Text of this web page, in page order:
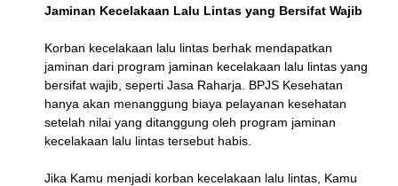
Jaminan Kecelakaan Lalu Lintas yang Bersifat Wajib
Korban kecelakaan lalu lintas berhak mendapatkan
jaminan dari program jaminan kecelakaan lalu lintas yang
bersifat wajib, seperti Jasa Raharja. BPJS Kesehatan
hanya akan menanggung biaya pelayanan kesehatan
setelah nilai yang ditanggung oleh program jaminan
kecelakaan lalu lintas tersebut habis.
Jika Kamu menjadi korban kecelakaan lalu lintas, Kamu